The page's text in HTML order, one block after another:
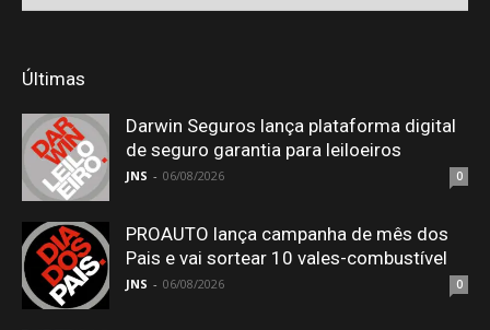
Últimas
Darwin Seguros lança plataforma digital
de seguro garantia para leiloeiros
JNS - 06/08/2026 0
PROAUTO lança campanha de mês dos
Pais e vai sortear 10 vales-combustível
JNS - 06/08/2026 0